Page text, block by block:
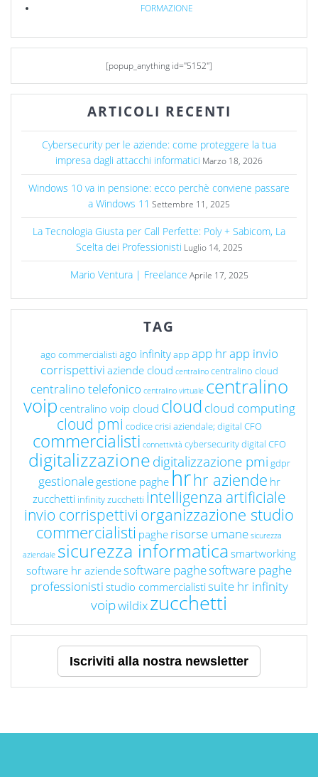
FORMAZIONE
[popup_anything id="5152"]
ARTICOLI RECENTI
Cybersecurity per le aziende: come proteggere la tua
impresa dagli attacchi informatici Marzo 18, 2026
Windows 10 va in pensione: ecco perchè conviene passare
a Windows 11 Settembre 11, 2025
La Tecnologia Giusta per Call Perfette: Poly + Sabicom, La
Scelta dei Professionisti Luglio 14, 2025
Mario Ventura | Freelance Aprile 17, 2025
TAG
ago commercialisti ago infinityapp app hrapp invio
corrispettivi aziende cloud centralino centralino cloud
centralino telefonico centralino virtuale centralino
voip centralino voip cloud cloud cloud computing
cloud pmi codice crisi aziendale; digital CFO
commercialisti connettività cybersecuritydigital CFO
digitalizzazionedigitalizzazione pmi gdpr
gestionale gestione paghe hrhr aziende hr
zucchetti infinity zucchetti intelligenza artificiale
invio corrispettivi organizzazione studio
commercialisti paghe risorse umane sicurezza
aziendale sicurezza informatica smartworking
software hr aziendesoftware paghesoftware paghe
professionisti studio commercialisti suite hr infinity
voipwildixzucchetti
Iscriviti alla nostra newsletter